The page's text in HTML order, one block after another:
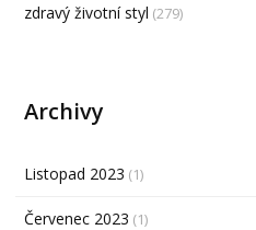
zdravý životní styl (279)
Archivy
Listopad 2023 (1)
Červenec 2023 (1)